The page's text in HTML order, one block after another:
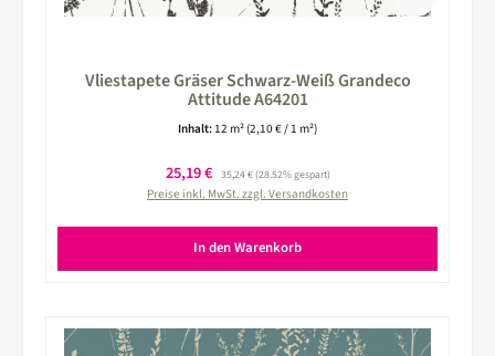
Vliestapete Gräser Schwarz-Weiß Grandeco
Attitude A64201
Inhalt: 12 m² (2,10 € / 1 m²)
Verkaufspreis:
25,19 € Regulärer Preis:
35,24 €(28.52% gespart)
Preise inkl. MwSt. zzgl. Versandkosten
In den Warenkorb